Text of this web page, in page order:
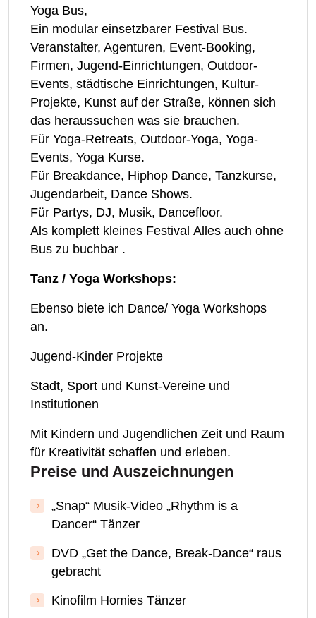
Yoga Bus,
Ein modular einsetzbarer Festival Bus.
Veranstalter, Agenturen, Event-Booking,
Firmen, Jugend-Einrichtungen, Outdoor-
Events, städtische Einrichtungen, Kultur-
Projekte, Kunst auf der Straße, können sich
das heraussuchen was sie brauchen.
Für Yoga-Retreats, Outdoor-Yoga, Yoga-
Events, Yoga Kurse.
Für Breakdance, Hiphop Dance, Tanzkurse,
Jugendarbeit, Dance Shows.
Für Partys, DJ, Musik, Dancefloor.
Als komplett kleines Festival Alles auch ohne
Bus zu buchbar .
Tanz / Yoga Workshops:
Ebenso biete ich Dance/ Yoga Workshops
an.
Jugend-Kinder Projekte
Stadt, Sport und Kunst-Vereine und
Institutionen
Mit Kindern und Jugendlichen Zeit und Raum
für Kreativität schaffen und erleben.
Preise und Auszeichnungen
„Snap“ Musik-Video „Rhythm is a
Dancer“ Tänzer
DVD „Get the Dance, Break-Dance“ raus
gebracht
Kinofilm Homies Tänzer